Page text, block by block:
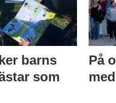
barns
som
På